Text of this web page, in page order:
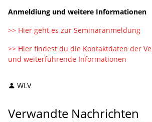
Anmeldiung und weitere Informationen
>> Hier geht es zur Seminaranmeldung
>> Hier findest du die Kontaktdaten der
und weiterführende Informationen
WLV
Verwandte Nachrichten